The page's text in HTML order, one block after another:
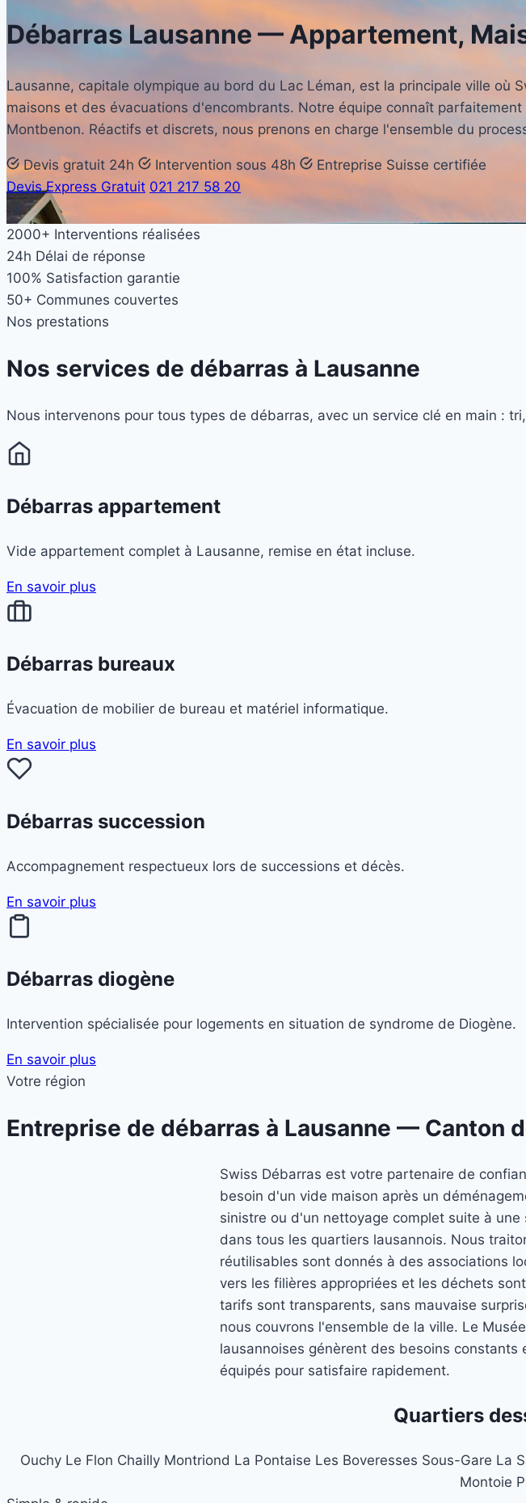
DébarrasLausanne — Appartement,
Lausanne, capitale olympique au bord du Lac Léman, est la principale ville
maisons et des évacuations d'encombrants. Notre équipe connaît
Montbenon. Réactifs et discrets, nous prenons en charge l'ensemble du
Devis gratuit 24h Intervention sous 48h
Entreprise Suisse certifiée
Devis Express Gratuit 021 217 58 20
2000+ Interventions réalisées
24h Délai de réponse
100% Satisfaction garantie
50+ Communes couvertes
Nos prestations
Nos services de débarras à Lausanne
Nous intervenons pour tous types de débarras, avec un service clé en main :
Débarras appartement
Vide appartement complet à Lausanne, remise en état incluse.
En savoir plus
Débarras bureaux
Évacuation de mobilier de bureau et matériel informatique.
En savoir plus
Débarras succession
Accompagnement respectueux lors de successions et décès.
En savoir plus
Débarras diogène
Intervention spécialisée pour logements en situation de syndrome de Diogène.
En savoir plus
Votre région
Entreprise de débarras à Lausanne — Canton
Swiss Débarras est votre partenaire de
besoin d'un vide maison après un
sinistre ou d'un nettoyage complet suite à
dans tous les quartiers lausannois. Nous
réutilisables sont donnés à des associations
vers les filières appropriées et les déchets
tarifs sont transparents, sans mauvaise
nous couvrons l'ensemble de la ville. Le
lausannoises génèrent des besoins
équipés pour satisfaire rapidement.
Quartiers
Ouchy Le Flon Chailly Montriond La Pontaise Les Boveresses Sous-Gare La
Montoie